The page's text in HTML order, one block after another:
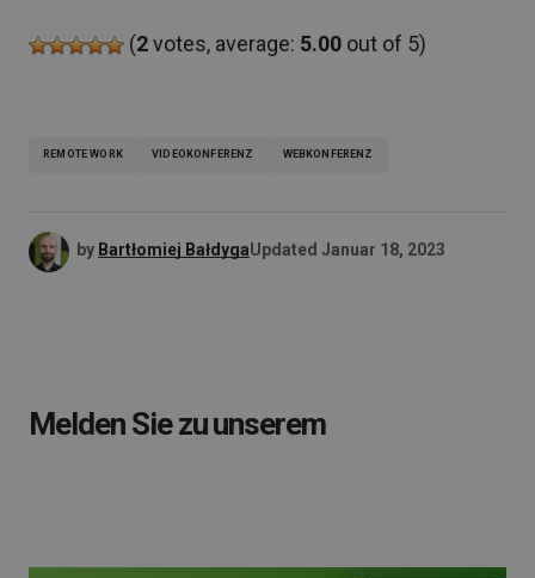
(2votes, average: 5.00 out of 5)
REMOTE WORK VIDEOKONFERENZ WEBKONFERENZ
by Bartłomiej BałdygaUpdated Januar 18, 2023
Melden Sie zu unserem